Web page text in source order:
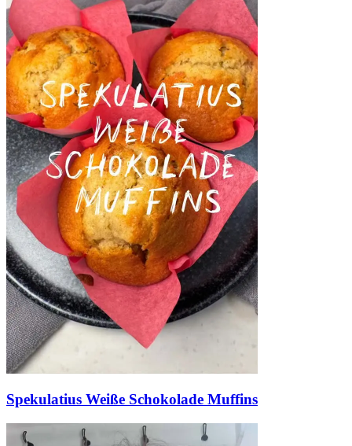
Spekulatius Weiße Schokolade Muffins